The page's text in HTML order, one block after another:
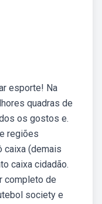
esporte! Na
quadras de
os gostos e.
regiões
caixa (demais
caixa cidadão.
completo de
society e